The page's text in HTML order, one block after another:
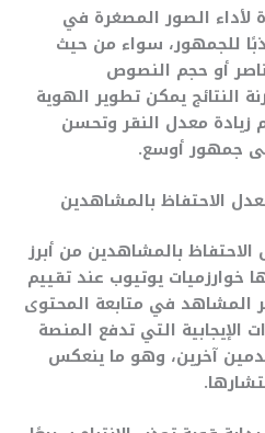
لأداء الصور المصغرة في
للجمهور، سواء من حيث
أو حجم النصوص
النتائج يمكن تطوير الهوية
زيادة معدل النقر وتحسن
جمهور أوسع.
الاحتفاظ بالمشاهدين
بالمشاهدين من أبرز
خوارزميات يوتيوب عند تقييم
المشاهد في متابعة المحتوى
الإيجابية التي تدفع المنصة
آخرين، وهو ما ينعكس